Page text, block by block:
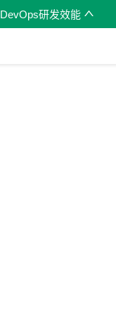
DevOps研发效能